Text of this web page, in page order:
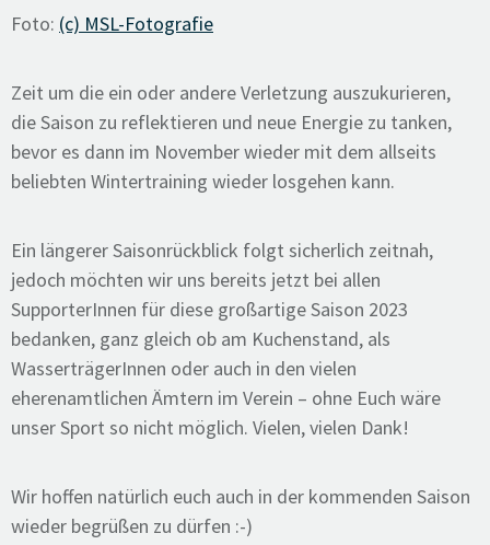
Foto: (c) MSL-Fotografie
Zeit um die ein oder andere Verletzung auszukurieren,
die Saison zu reflektieren und neue Energie zu tanken,
bevor es dann im November wieder mit dem allseits
beliebten Wintertraining wieder losgehen kann.
Ein längerer Saisonrückblick folgt sicherlich zeitnah,
jedoch möchten wir uns bereits jetzt bei allen
SupporterInnen für diese großartige Saison 2023
bedanken, ganz gleich ob am Kuchenstand, als
WasserträgerInnen oder auch in den vielen
eherenamtlichen Ämtern im Verein – ohne Euch wäre
unser Sport so nicht möglich. Vielen, vielen Dank!
Wir hoffen natürlich euch auch in der kommenden Saison
wieder begrüßen zu dürfen :-)